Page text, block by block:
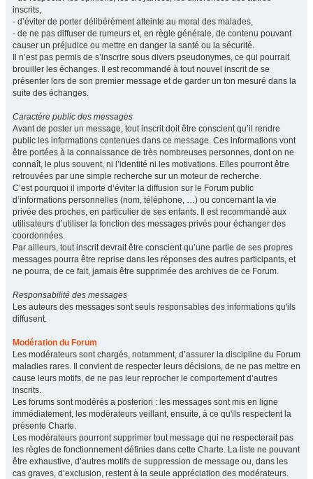
inscrits,
- d’éviter de porter délibérément atteinte au moral des malades,
- de ne pas diffuser de rumeurs et, en règle générale, de contenu pouvant
causer un préjudice ou mettre en danger la santé ou la sécurité.
Il n’est pas permis de s’inscrire sous divers pseudonymes, ce qui pourrait
brouiller les échanges. Il est recommandé à tout nouvel inscrit de se
présenter lors de son premier message et de garder un ton mesuré dans la
suite des échanges.
Caractère public des messages
Avant de poster un message, tout inscrit doit être conscient qu’il rendre
public les informations contenues dans ce message. Ces informations vont
être portées à la connaissance de très nombreuses personnes, dont on ne
connaît, le plus souvent, ni l’identité ni les motivations. Elles pourront être
retrouvées par une simple recherche sur un moteur de recherche.
C’est pourquoi il importe d’éviter la diffusion sur le Forum public
d’informations personnelles (nom, téléphone, …) ou concernant la vie
privée des proches, en particulier de ses enfants. Il est recommandé aux
utilisateurs d’utiliser la fonction des messages privés pour échanger des
coordonnées.
Par ailleurs, tout inscrit devrait être conscient qu’une partie de ses propres
messages pourra être reprise dans les réponses des autres participants, et
ne pourra, de ce fait, jamais être supprimée des archives de ce Forum.
Responsabilité des messages
Les auteurs des messages sont seuls responsables des informations qu'ils
diffusent.
Modération du Forum
Les modérateurs sont chargés, notamment, d’assurer la discipline du Forum
maladies rares. Il convient de respecter leurs décisions, de ne pas mettre en
cause leurs motifs, de ne pas leur reprocher le comportement d’autres
inscrits.
Les forums sont modérés a posteriori : les messages sont mis en ligne
immédiatement, les modérateurs veillant, ensuite, à ce qu'ils respectent la
présente Charte.
Les modérateurs pourront supprimer tout message qui ne respecterait pas
les règles de fonctionnement définies dans cette Charte. La liste ne pouvant
être exhaustive, d’autres motifs de suppression de message ou, dans les
cas graves, d’exclusion, restent à la seule appréciation des modérateurs.